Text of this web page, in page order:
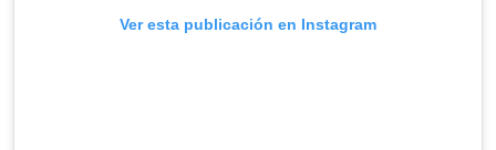
Ver esta publicación en Instagram